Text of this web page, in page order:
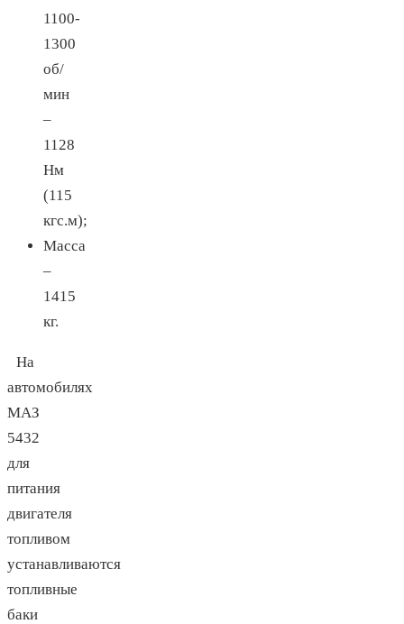
1100-
1300
об/
мин
–
1128
Нм
(115
кгс.м);
Масса
–
1415
кг.
На
автомобилях
МАЗ
5432
для
питания
двигателя
топливом
устанавливаются
топливные
баки